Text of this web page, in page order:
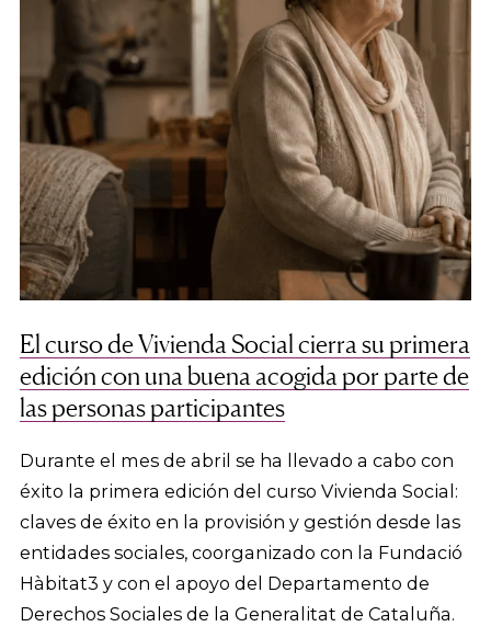
El curso de Vivienda Social cierra su primera
edición con una buena acogida por parte de
las personas participantes
Durante el mes de abril se ha llevado a cabo con
éxito la primera edición del curso Vivienda Social:
claves de éxito en la provisión y gestión desde las
entidades sociales, coorganizado con la Fundació
Hàbitat3 y con el apoyo del Departamento de
Derechos Sociales de la Generalitat de Cataluña.